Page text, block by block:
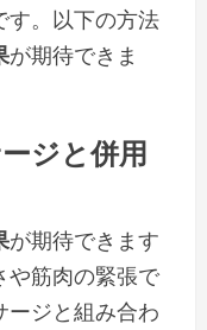
す。以下の方法
が期待できま
ジと併用
が期待できます
や筋肉の緊張で
ージと組み合わ